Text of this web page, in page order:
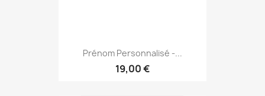
Prénom Personnalisé -...
19,00 €